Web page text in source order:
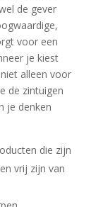
de gever
voor een
je kiest
alleen voor
de zintuigen
je denken
die zijn
vrij zijn van